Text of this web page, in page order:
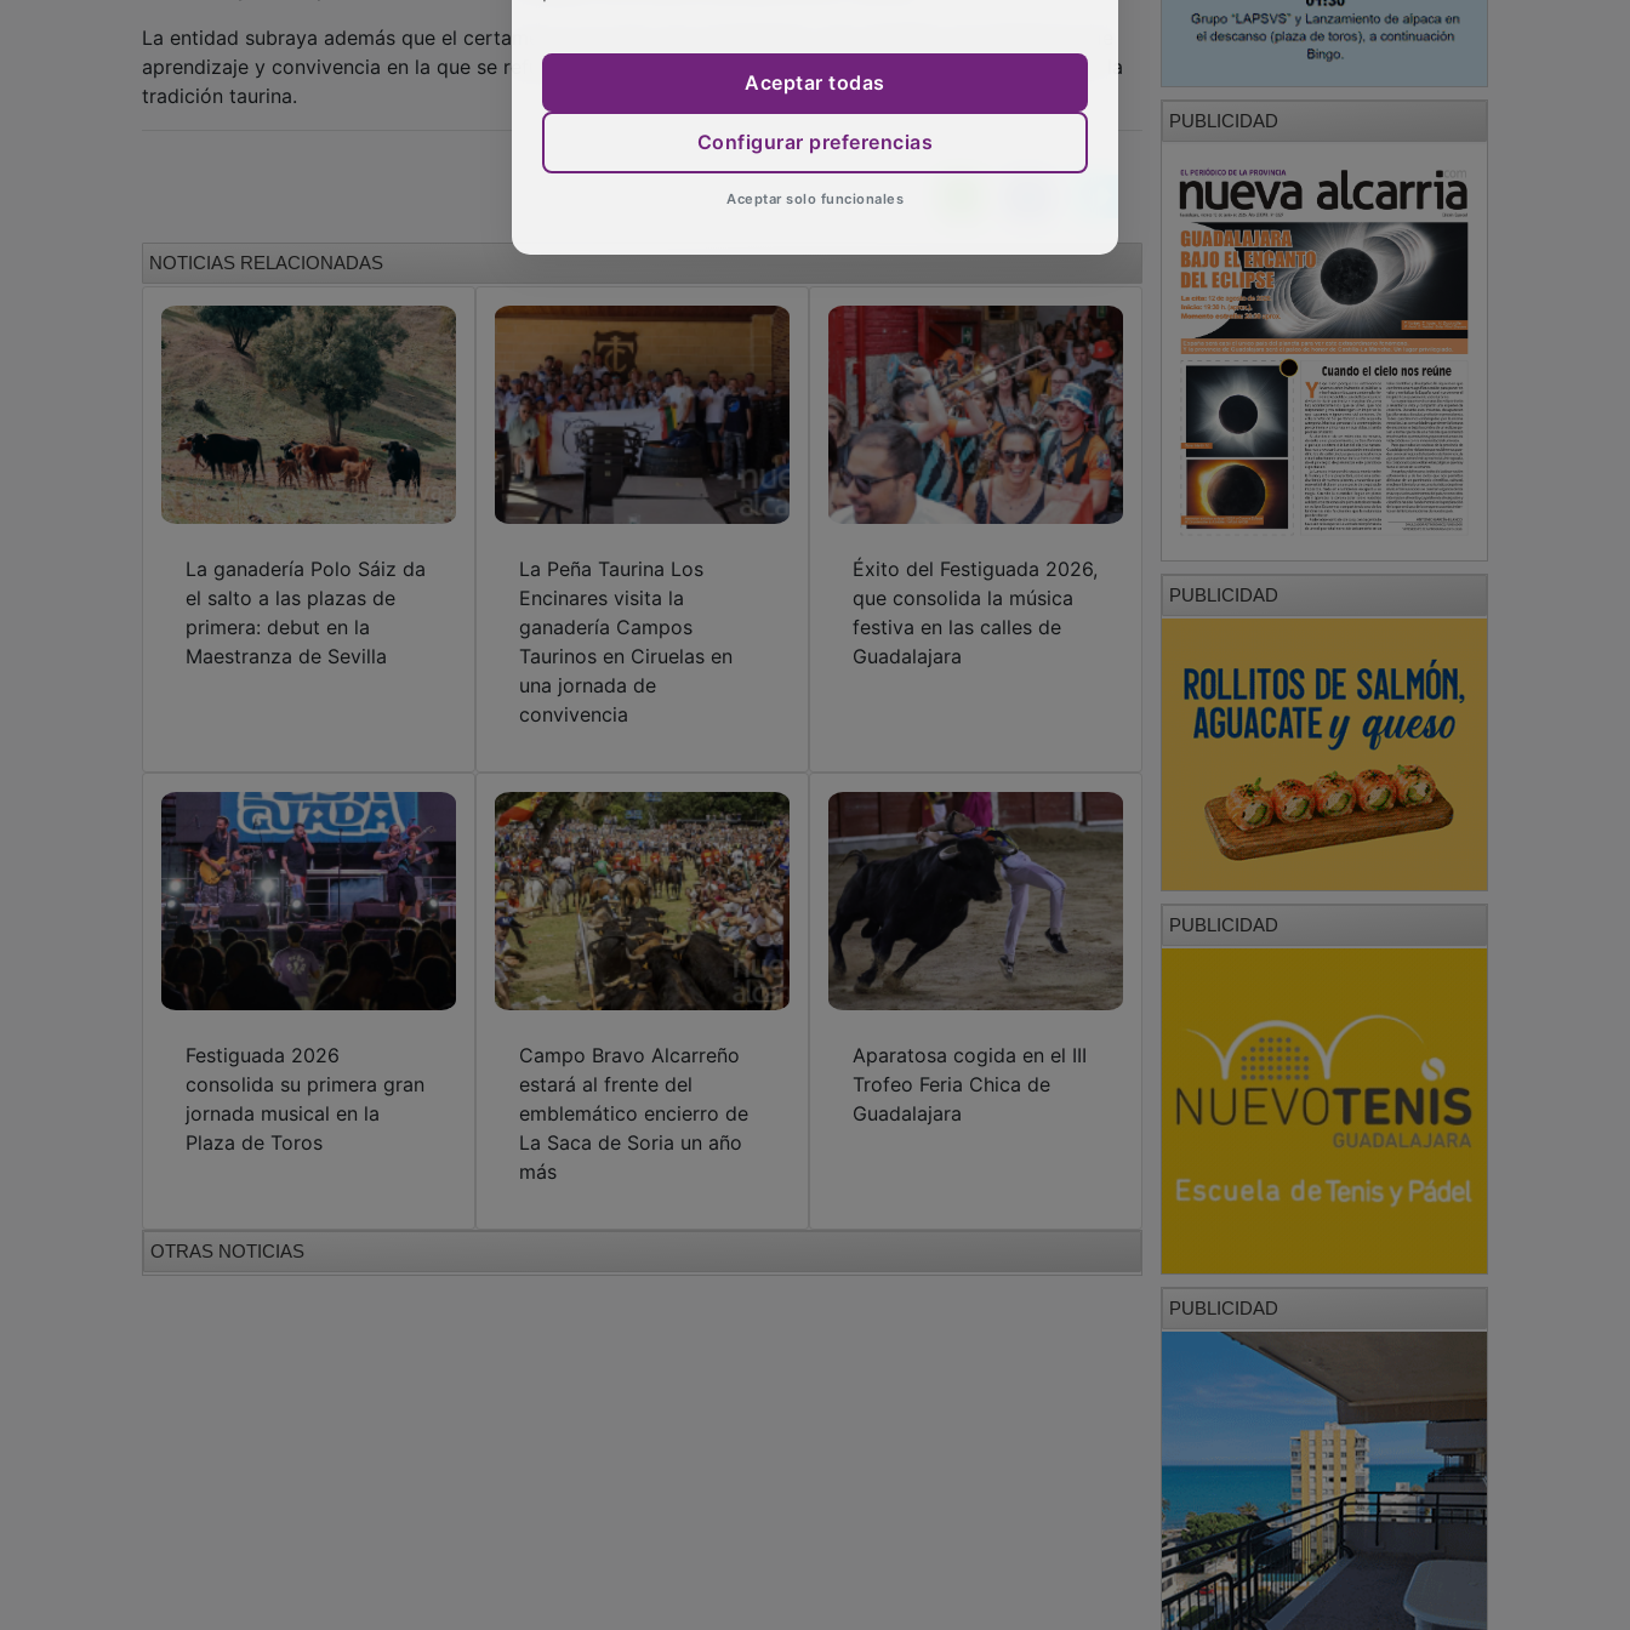
La entidad subraya además que el certamen no es solo una competición, sino también una plataforma de
aprendizaje y convivencia en la que se refuerzan valores como el esfuerzo, la disciplina y el respeto por la
tradición taurina.
NOTICIAS RELACIONADAS
La ganadería Polo Sáiz da
el salto a las plazas de
primera: debut en la
Maestranza de Sevilla
La Peña Taurina Los
Encinares visita la
ganadería Campos
Taurinos en Ciruelas en
una jornada de
convivencia
Éxito del Festiguada 2026,
que consolida la música
festiva en las calles de
Guadalajara
Festiguada 2026
consolida su primera gran
jornada musical en la
Plaza de Toros
Campo Bravo Alcarreño
estará al frente del
emblemático encierro de
La Saca de Soria un año
más
Aparatosa cogida en el III
Trofeo Feria Chica de
Guadalajara
OTRAS NOTICIAS
PUBLICIDAD
PUBLICIDAD
PUBLICIDAD
PUBLICIDAD
Aceptar todas
Configurar preferencias
Aceptar solo funcionales